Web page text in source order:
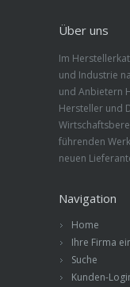
Über uns
Im
und Industrie
und Anbietern
Hersteller und
führenden
neuen
Navigation
Home
Ihre Firma
Suche
Kunden-